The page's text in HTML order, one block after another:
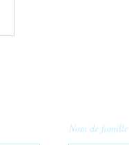
Nom de famille